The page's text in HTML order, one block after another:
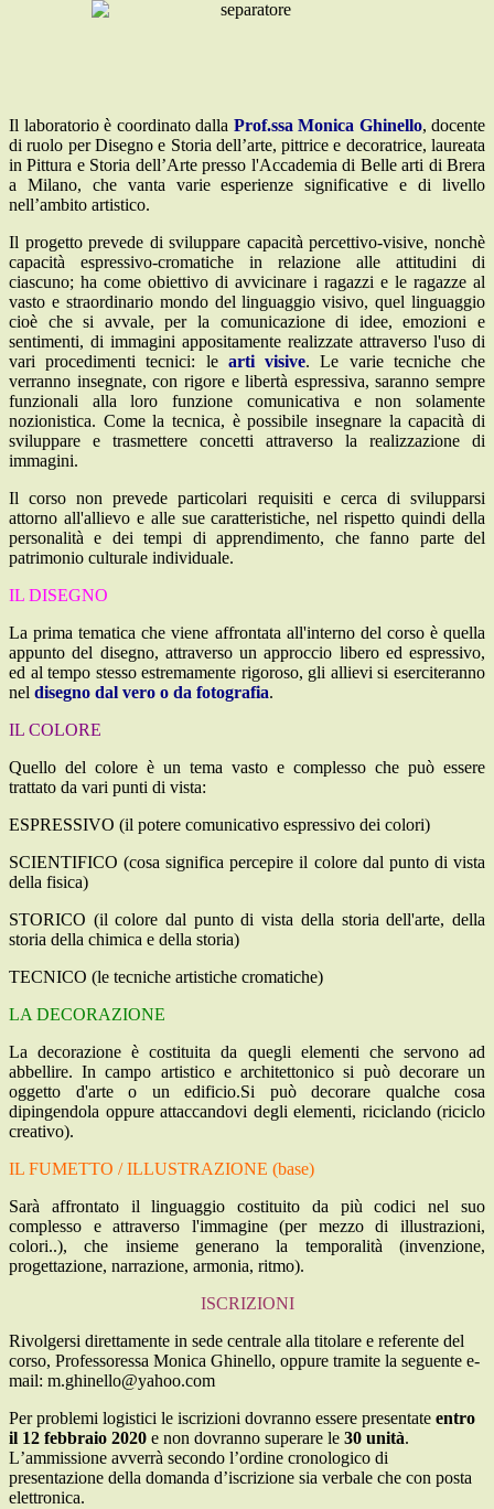
Il laboratorio è coordinato dalla Prof.ssa Monica Ghinello, docente
di ruolo per Disegno e Storia dell’arte, pittrice e decoratrice, laureata
in Pittura e Storia dell’Arte presso l'Accademia di Belle arti di Brera
a Milano, che vanta varie esperienze significative e di livello
nell’ambito artistico.
Il progetto prevede di sviluppare capacità percettivo-visive, nonchè
capacità espressivo-cromatiche in relazione alle attitudini di
ciascuno; ha come obiettivo di avvicinare i ragazzi e le ragazze al
vasto e straordinario mondo del linguaggio visivo, quel linguaggio
cioè che si avvale, per la comunicazione di idee, emozioni e
sentimenti, di immagini appositamente realizzate attraverso l'uso di
vari procedimenti tecnici: le arti visive. Le varie tecniche che
verranno insegnate, con rigore e libertà espressiva, saranno sempre
funzionali alla loro funzione comunicativa e non solamente
nozionistica. Come la tecnica, è possibile insegnare la capacità di
sviluppare e trasmettere concetti attraverso la realizzazione di
immagini.
Il corso non prevede particolari requisiti e cerca di svilupparsi
attorno all'allievo e alle sue caratteristiche, nel rispetto quindi della
personalità e dei tempi di apprendimento, che fanno parte del
patrimonio culturale individuale.
IL DISEGNO
La prima tematica che viene affrontata all'interno del corso è quella
appunto del disegno, attraverso un approccio libero ed espressivo,
ed al tempo stesso estremamente rigoroso, gli allievi si eserciteranno
nel disegno dal vero o da fotografia.
IL COLORE
Quello del colore è un tema vasto e complesso che può essere
trattato da vari punti di vista:
ESPRESSIVO (il potere comunicativo espressivo dei colori)
SCIENTIFICO (cosa significa percepire il colore dal punto di vista
della fisica)
STORICO (il colore dal punto di vista della storia dell'arte, della
storia della chimica e della storia)
TECNICO (le tecniche artistiche cromatiche)
LA DECORAZIONE
La decorazione è costituita da quegli elementi che servono ad
abbellire. In campo artistico e architettonico si può decorare un
oggetto d'arte o un edificio.Si può decorare qualche cosa
dipingendola oppure attaccandovi degli elementi, riciclando (riciclo
creativo).
IL FUMETTO / ILLUSTRAZIONE (base)
Sarà affrontato il linguaggio costituito da più codici nel suo
complesso e attraverso l'immagine (per mezzo di illustrazioni,
colori..), che insieme generano la temporalità (invenzione,
progettazione, narrazione, armonia, ritmo).
ISCRIZIONI
Rivolgersi direttamente in sede centrale alla titolare e referente del
corso, Professoressa Monica Ghinello, oppure tramite la seguente e-
mail: m.ghinello@yahoo.com
Per problemi logistici le iscrizioni dovranno essere presentate entro
il 12 febbraio 2020 e non dovranno superare le 30 unità.
L’ammissione avverrà secondo l’ordine cronologico di
presentazione della domanda d’iscrizione sia verbale che con posta
elettronica.